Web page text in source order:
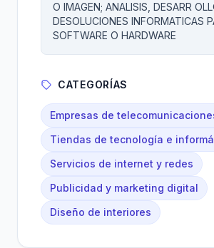
O IMAGEN; ANALISIS, DESARR
DESOLUCIONES INFORMATICAS
SOFTWARE O HARDWARE
CATEGORÍAS
Empresas de
Tiendas de tecnología e
Servicios de internet y redes
Publicidad y marketing digital
Diseño de interiores